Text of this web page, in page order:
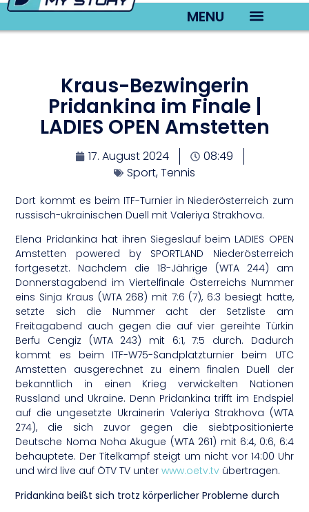
MENU
Kraus-Bezwingerin
Pridankina im Finale |
LADIES OPEN Amstetten
17. August 2024
08:49
Sport,Tennis
Dort kommt es beim ITF-Turnier in Niederösterreich zum
russisch-ukrainischen Duell mit Valeriya Strakhova.
Elena Pridankina hat ihren Siegeslauf beim LADIES OPEN
Amstetten powered by SPORTLAND Niederösterreich
fortgesetzt. Nachdem die 18-Jährige (WTA 244) am
Donnerstagabend im Viertelfinale Österreichs Nummer
eins Sinja Kraus (WTA 268) mit 7:6 (7), 6:3 besiegt hatte,
setzte sich die Nummer acht der Setzliste am
Freitagabend auch gegen die auf vier gereihte Türkin
Berfu Cengiz (WTA 243) mit 6:1, 7:5 durch. Dadurch
kommt es beim ITF-W75-Sandplatzturnier beim UTC
Amstetten ausgerechnet zu einem finalen Duell der
bekanntlich in einen Krieg verwickelten Nationen
Russland und Ukraine. Denn Pridankina trifft im Endspiel
auf die ungesetzte Ukrainerin Valeriya Strakhova (WTA
274), die sich zuvor gegen die siebtpositionierte
Deutsche Noma Noha Akugue (WTA 261) mit 6:4, 0:6, 6:4
behauptete. Der Titelkampf steigt um nicht vor 14:00 Uhr
und wird live auf ÖTV TV unterwww.oetv.tv übertragen.
Pridankina beißt sich trotz körperlicher Probleme durch